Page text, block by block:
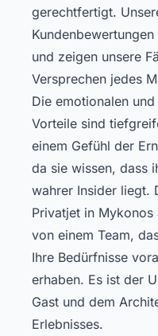
gerechtfertigt.
und zeigen unsere
Versprechen jedes
Die emotionalen
Vorteile sind
einem Gefühl der
da sie wissen, dass
wahrer Insider liegt.
Privatjet in
von einem Team,
Ihre Bedürfnisse
erhaben. Es ist der
Gast und dem
Erlebnisses.